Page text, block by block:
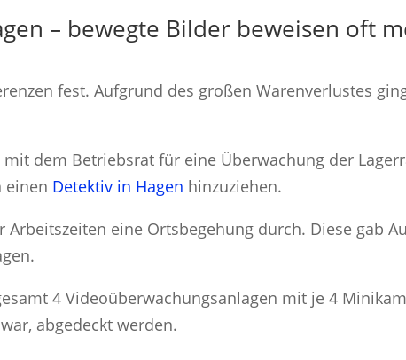
– bewegte Bilder beweisen oft
fest. Aufgrund des großen Warenverlustes
dem Betriebsrat für eine Überwachung der
einen Detektiv in Hagen hinzuziehen.
eine Ortsbegehung durch. Diese gab
4 Videoüberwachungsanlagen mit je 4
abgedeckt werden.